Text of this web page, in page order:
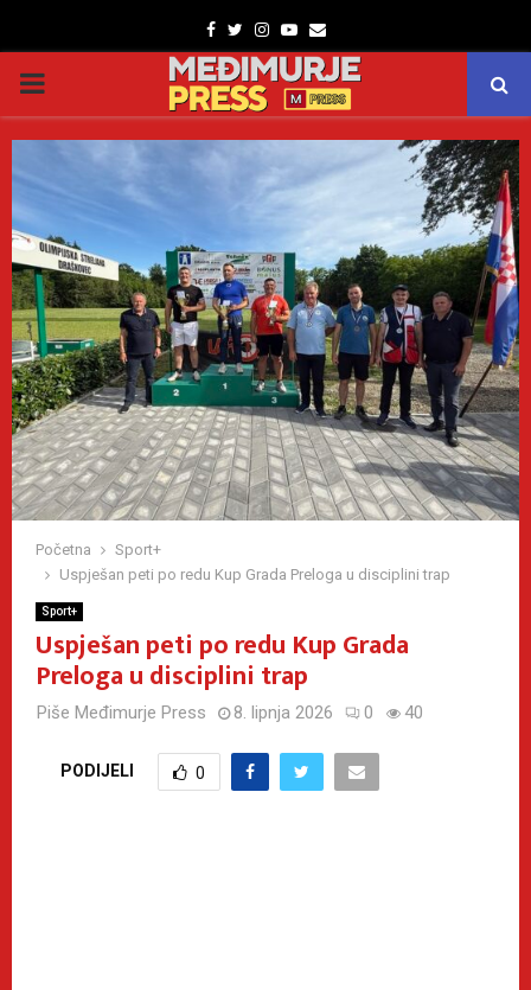
Facebook
TwitterInstagram
Youtube
Email
PRIMARY
MENU
Početna
Sport+
Uspješan peti po redu Kup Grada Preloga u disciplini trap
Sport+
Uspješan peti po redu Kup Grada
Preloga u disciplini trap
Piše Međimurje Press 8. lipnja 2026 0 40
PODIJELI 0